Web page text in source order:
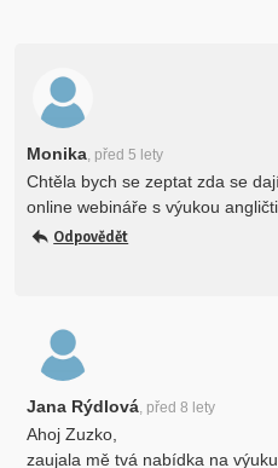
Monika, před 5 lety
Chtěla bych se zeptat zda se
online webináře s výukou
Odpovědět
Jana Rýdlová, před 8 lety
Ahoj Zuzko,
zaujala mě tvá nabídka na